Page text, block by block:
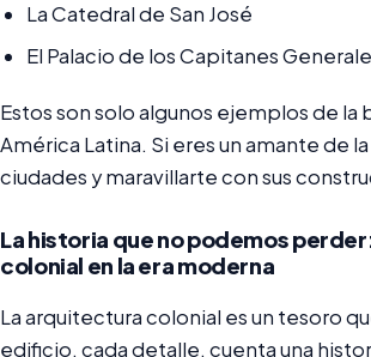
La Catedral de San José
El Palacio de los Capitanes
Estos son solo algunos ejemplos de
América Latina. Si eres un amante de
ciudades y maravillarte con sus
La historia que no podemos
colonial en la era moderna
La arquitectura colonial es un tesoro
edificio, cada detalle, cuenta una